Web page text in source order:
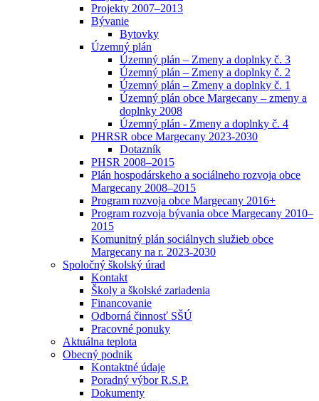
Projekty 2007–2013
Bývanie
Bytovky
Územný plán
Územný plán – Zmeny a doplnky č. 3
Územný plán – Zmeny a doplnky č. 2
Územný plán – Zmeny a doplnky č. 1
Územný plán obce Margecany – zmeny a
doplnky 2008
Územný plán - Zmeny a doplnky č. 4
PHRSR obce Margecany 2023-2030
Dotazník
PHSR 2008–2015
Plán hospodárskeho a sociálneho rozvoja obce
Margecany 2008–2015
Program rozvoja obce Margecany 2016+
Program rozvoja bývania obce Margecany 2010–
2015
Komunitný plán sociálnych služieb obce
Margecany na r. 2023-2030
Spoločný školský úrad
Kontakt
Školy a školské zariadenia
Financovanie
Odborná činnosť SŠÚ
Pracovné ponuky
Aktuálna teplota
Obecný podnik
Kontaktné údaje
Poradný výbor R.S.P.
Dokumenty